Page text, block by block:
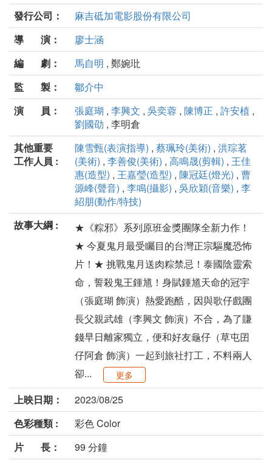
發行公司：
麻吉砥加電影股份有限公司
導 演：
廖士涵
編 劇：
馬自明 , 鄭婉玭
監 製：
鄒介中
演 員：
張庭瑚 , 李興文 , 吳奕蓉 , 陳博正 , 許安植 ,
劉國劭 , 李明倉
其他重要
工作人員 :
陳雪甄(表演指導) , 蔡珮玲(美術) , 洪琮茗
(美術) , 李善俊(美術) , 高鳴晟(剪輯) , 王佳
惠(造型) , 王嘉瑩(造型) , 陳冠廷(燈光) , 曹
源峰(聲音) , 李鳴(攝影) , 吳欣穎(音樂) , 李
紹朋(動作/特技)
故事大綱 :
★《粽邪》系列原班金獎團隊全新力作！
★ 今夏鬼月最受矚目的台灣正宗驅魔恐怖
片！★ 挑戰鬼月送肉粽禁忌！泰國陰靈索
命，誓殺鬼王鍾馗！身賦鍾馗天命的冠宇
（張庭瑚 飾演）熱愛跑酷，因與歌仔戲團
長父親武雄（李興文 飾演）不合，為了賺
錢早日離家獨立，便和好友龜仔（草屯囝
仔阿倉 飾演）一起到旅社打工，不料兩人
卻...
更多
上映日期：
2023/08/25
色彩種類 :
彩色 Color
片 長：
99 分鐘